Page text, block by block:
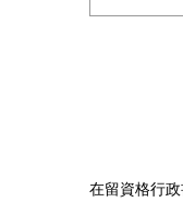
在留資格行